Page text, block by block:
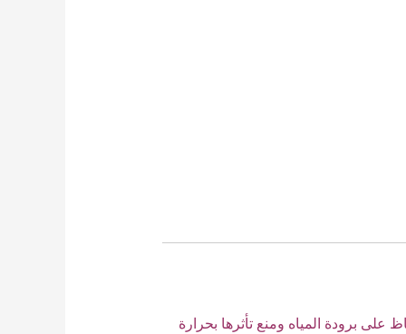
على برودة المياه ومنع تأثرها بحرارة